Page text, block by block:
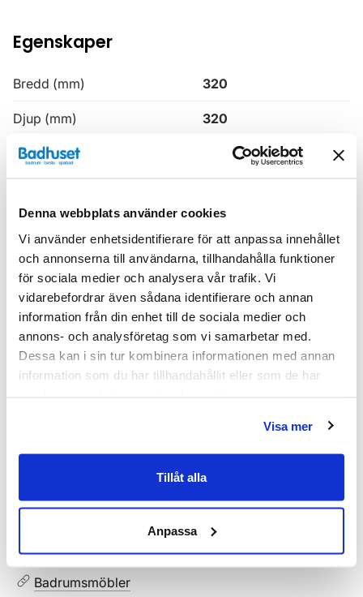
Denna webbplats använder cookies
Vi använder enhetsidentifierare för att anpassa innehållet
och annonserna till användarna, tillhandahålla funktioner
för sociala medier och analysera vår trafik. Vi
vidarebefordrar även sådana identifierare och annan
information från din enhet till de sociala medier och
annons- och analysföretag som vi samarbetar med.
Dessa kan i sin tur kombinera informationen med annan
information som du har tillhandahållit eller som de har
Visa mer
Tillåt alla
Anpassa
Egenskaper
Bredd (mm) 320
Djup (mm) 320
Färg
Produkttyp Högskåp
Serie H3
Varumärke Haven
SKU: hvv900632-31
HAVEN-Skotselrad.pdf(287.02 KB)
Relaterade kategorier
Badrumsmöbler